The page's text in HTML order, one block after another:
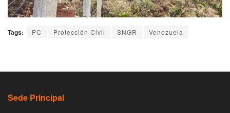
Tags: PC Protección Civil SNGR Venezuela
Sede Principal